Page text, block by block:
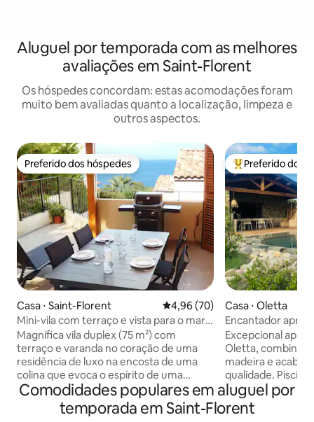
Aluguel por temporada com as melhores
avaliações em Saint-Florent
Os hóspedes concordam: estas acomodações foram
muito bem avaliadas quanto a localização, limpeza e
outros aspectos.
Preferido dos hóspedes
Preferido dos hóspedes
Casa ⋅ Saint-Florent 4,96 de uma avaliação média
4,96 (70)
Mini-vila com terraço e vista para o mar,
perto das praias
Magnífica vila duplex (75 m²) com
terraço e varanda no coração de uma
residência de luxo na encosta de uma
colina que evoca o espírito de uma
pequena aldeia do Sul com suas
pequenas praças e suas oliveiras,
cercada por maquis e com vista para o
Entre os
Preferido dos
Casa ⋅ Oletta
Encantador
- Oletta
Excepcional
Oletta,
madeira e
qualidade.
em outubro e
quadra de
áreas de estar
Comodidades populares em aluguel por
temporada em Saint-Florent